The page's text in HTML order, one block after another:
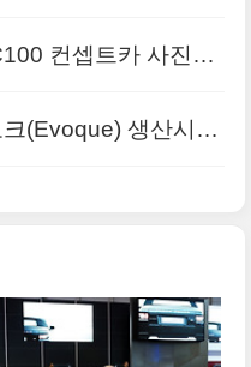
컨셉트카 사진들
(Evoque) 생산시작